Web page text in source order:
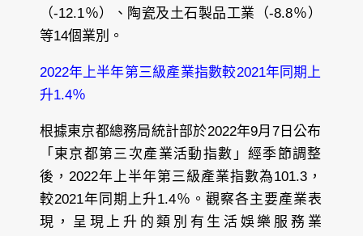
（-12.1％）、陶瓷及土石製品工業（-8.8％）
等14個業別。
2022年上半年第三級產業指數較2021年同期上
升1.4％
根據東京都總務局統計部於2022年9月7日公布
「東京都第三次產業活動指數」經季節調整
後，2022年上半年第三級產業指數為101.3，
較2021年同期上升1.4％。觀察各主要產業表
現，呈現上升的類別有生活娛樂服務業